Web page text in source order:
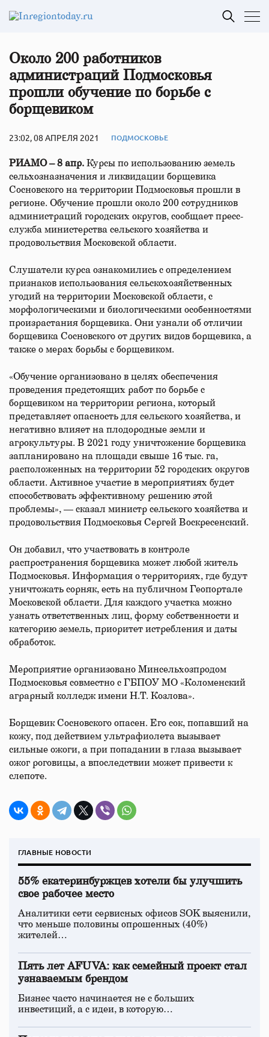
Около 200 работников
администраций Подмосковья
прошли обучение по борьбе с
борщевиком
23:02, 08 АПРЕЛЯ 2021 ПОДМОСКОВЬЕ
РИАМО – 8 апр. Курсы по использованию земель
сельхозназначения и ликвидации борщевика
Сосновского на территории Подмосковья прошли в
регионе. Обучение прошли около 200 сотрудников
администраций городских округов, сообщает пресс-
служба министерства сельского хозяйства и
продовольствия Московской области.
Слушатели курса ознакомились с определением
признаков использования сельскохозяйственных
угодий на территории Московской области, с
морфологическими и биологическими особенностями
произрастания борщевика. Они узнали об отличии
борщевика Сосновского от других видов борщевика, а
также о мерах борьбы с борщевиком.
«Обучение организовано в целях обеспечения
проведения предстоящих работ по борьбе с
борщевиком на территории региона, который
представляет опасность для сельского хозяйства, и
негативно влияет на плодородные земли и
агрокультуры. В 2021 году уничтожение борщевика
запланировано на площади свыше 16 тыс. га,
расположенных на территории 52 городских округов
области. Активное участие в мероприятиях будет
способствовать эффективному решению этой
проблемы», — сказал министр сельского хозяйства и
продовольствия Подмосковья Сергей Воскресенский.
Он добавил, что участвовать в контроле
распространения борщевика может любой житель
Подмосковья. Информация о территориях, где будут
уничтожать сорняк, есть на публичном Геопортале
Московской области. Для каждого участка можно
узнать ответственных лиц, форму собственности и
категорию земель, приоритет истребления и даты
обработок.
Мероприятие организовано Минсельхозпродом
Подмосковья совместно с ГБПОУ МО «Коломенский
аграрный колледж имени Н.Т. Козлова».
Борщевик Сосновского опасен. Его сок, попавший на
кожу, под действием ультрафиолета вызывает
сильные ожоги, а при попадании в глаза вызывает
ожог роговицы, а впоследствии может привести к
слепоте.
ГЛАВНЫЕ НОВОСТИ
55% екатеринбуржцев хотели бы улучшить
свое рабочее место
Аналитики сети сервисных офисов SOK выяснили,
что меньше половины опрошенных (40%)
жителей…
Пять лет AFUVA: как семейный проект стал
узнаваемым брендом
Бизнес часто начинается не с больших
инвестиций, а с идеи, в которую…